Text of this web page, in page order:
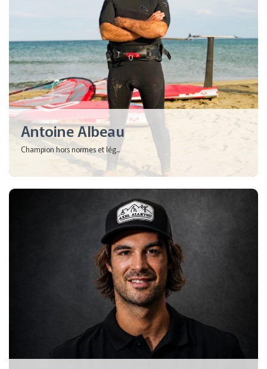
Antoine Albeau
Champion hors normes et lég...